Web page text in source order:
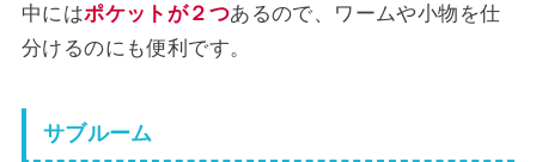
中にはポケットが２つあるので、ワームや小物を仕
分けるのにも便利です。
サブルーム